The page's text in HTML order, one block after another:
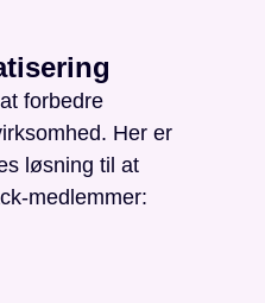
forbedre
Her er
løsning til at
medlemmer: